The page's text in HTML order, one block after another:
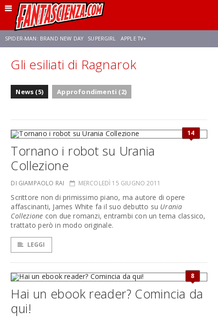
SPIDER-MAN: BRAND NEW DAY SUPERGIRL APPLE TV+
FRANCO RICCIARDIELLO ZENDAYA STAR TREK AVENGERS: DOOMSDAY
Gli esiliati di Ragnarok
News (5) Approfondimenti (2)
14
Tornano i robot su Urania
Collezione
DI GIAMPAOLO RAI MERCOLEDÌ 15 GIUGNO 2011
Scrittore non di primissimo piano, ma autore di opere
affascinanti, James White fa il suo debutto su Urania
Collezione con due romanzi, entrambi con un tema classico,
trattato però in modo originale.
LEGGI
8
Hai un ebook reader? Comincia da
qui!